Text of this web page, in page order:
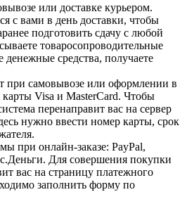
или доставке курьером.
с вами в день доставки, чтобы
подготовить сдачу с любой
товаросопроводительные
денежные средства, получаете
при самовывозе или оформлении в
карты Visa и MasterCard. Чтобы
перенаправит вас на сервер
нужно ввести номер карты, срок
при онлайн-заказе: PayPal,
Для совершения покупки
вас на страницу платежного
заполнить форму по